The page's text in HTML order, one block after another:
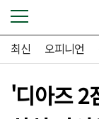
최신 오피니언
'디아즈 2